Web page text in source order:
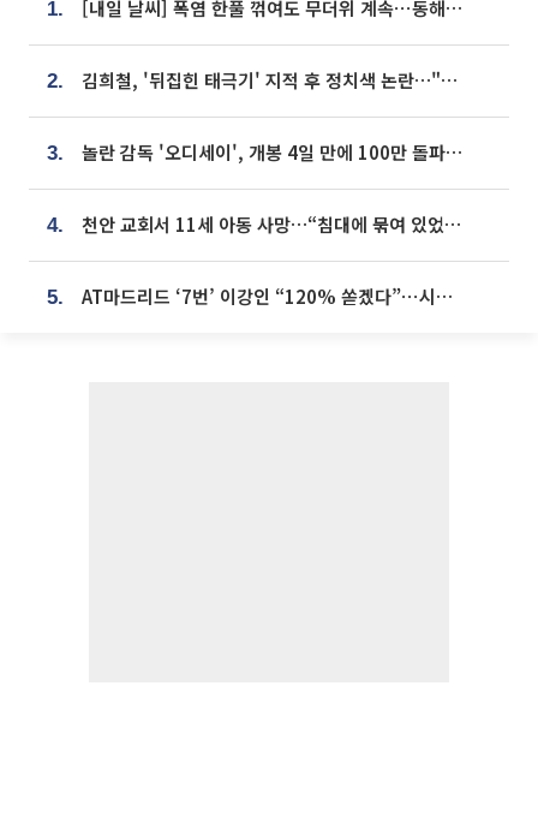
1. [내일 날씨] 폭염 한풀 꺾여도 무더위 계속⋯동해안 이틀 연속 비
2. 김희철, '뒤집힌 태극기' 지적 후 정치색 논란…"좌우 떠나 우리나라 국기"
3. 놀란 감독 '오디세이', 개봉 4일 만에 100만 돌파⋯'왕사남' 보다 빠르다
4. 천안 교회서 11세 아동 사망…“침대에 묶여 있었다” 진술 확보
5. AT마드리드 ‘7번’ 이강인 “120% 쏟겠다”⋯시메오네 감독 “필요한 선수”